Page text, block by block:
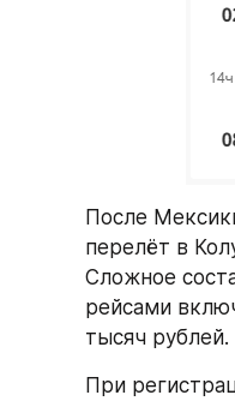
После
перелёт в
Сложное
рейсами
тысяч рублей.
При